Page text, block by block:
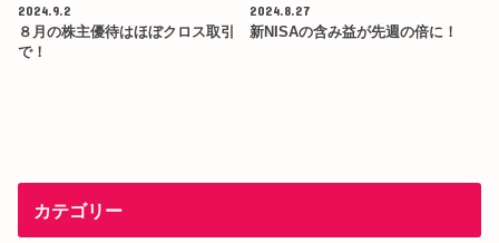
2024.9.2
８月の株主優待はほぼクロス取引
で！
2024.8.27
新NISAの含み益が先週の倍に！
カテゴリー